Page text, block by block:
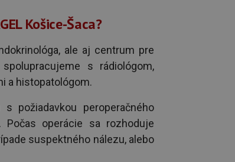
Košice-Šaca?
ale aj centrum pre
s rádiológom,
a histopatológom.
požiadavkou peroperačného
Počas operácie sa rozhoduje
suspektného nálezu, alebo